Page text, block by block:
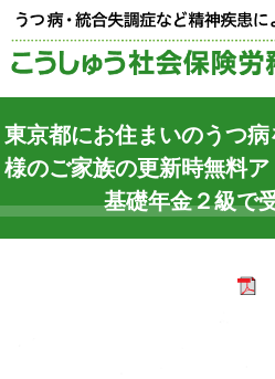
東京都にお住まいのうつ
様のご家族の更新時無料
基礎年金２級で